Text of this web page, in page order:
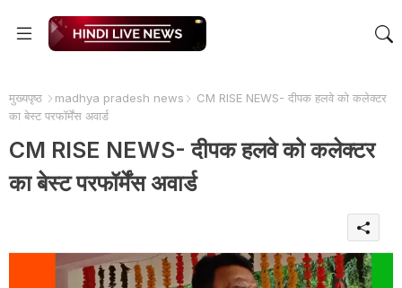
मुख्यपृष्ठ madhya pradesh news
CM RISE NEWS- दीपक हलवे को कलेक्टर
का बेस्ट परफॉर्मेंस अवार्ड
CM RISE NEWS- दीपक हलवे को कलेक्टर
का बेस्ट परफॉर्मेंस अवार्ड